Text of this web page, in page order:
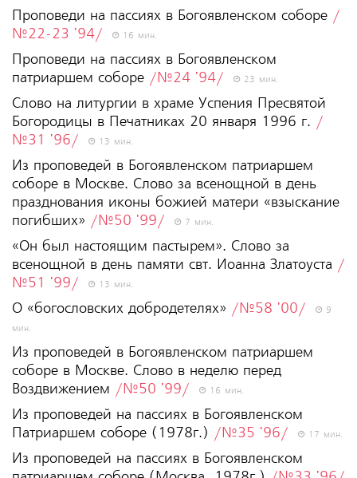
Проповеди на пассиях в Богоявленском соборе /
№22-23 '94/
16 мин.
Проповеди на пассиях в Богоявленском
патриаршем соборе /№24 '94/ 23 мин.
Слово на литургии в храме Успения Пресвятой
Богородицы в Печатниках 20 января 1996 г. /
№31 '96/
13 мин.
Из проповедей в Богоявленском патриаршем
соборе в Москве. Слово за всенощной в день
празднования иконы божией матери «взыскание
погибших» /№50 '99/ 7 мин.
«Он был настоящим пастырем». Слово за
всенощной в день памяти свт. Иоанна Златоуста /
№51 '99/
13 мин.
О «богословских добродетелях» /№58 '00/
9
мин.
Из проповедей в Богоявленском патриаршем
соборе в Москве. Слово в неделю перед
Воздвижением /№50 '99/ 16 мин.
Из проповедей на пассиях в Богоявленском
Патриаршем соборе (1978г.) /№35 '96/ 17 мин.
Из проповедей на пассиях в Богоявленском